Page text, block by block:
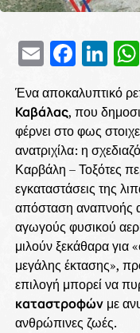
Email
Ένα αποκαλυπτικό
Καβάλας, που
φέρνει στο φως
ανατριχίλα: η
Καρβάλη – Τοξότες
εγκαταστάσεις της
απόσταση αναπνοής
αγωγούς φυσικού
μιλούν ξεκάθαρα για
μεγάλης έκτασης»,
επιλογή μπορεί να
καταστροφώνμε
ανθρώπινες ζωές.